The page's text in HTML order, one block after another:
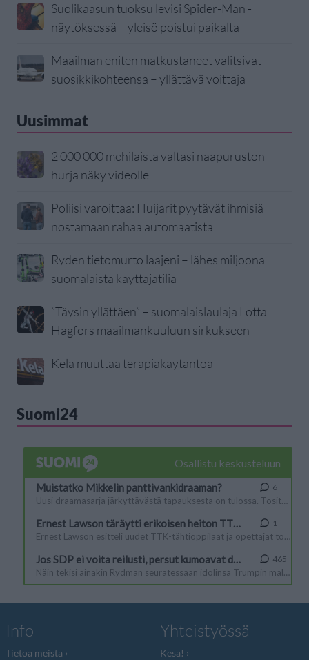
Suolikaasun tuoksu levisi Spider-Man -
näytöksessä – yleisö poistui paikalta
Maailman eniten matkustaneet valitsivat
suosikkikohteensa – yllättävä voittaja
Uusimmat
2 000 000 mehiläistä valtasi naapuruston –
hurja näky videolle
Poliisi varoittaa: Huijarit pyytävät ihmisiä
nostamaan rahaa automaatista
Ryden tietomurto laajeni – lähes miljoona
suomalaista käyttäjätiliä
”Täysin yllättäen” – suomalaislaulaja Lotta
Hagfors maailmankuuluun sirkukseen
Kela muuttaa terapiakäytäntöä
Suomi24
Info
Tietoa meistä
Yhteistyössä
Kesä!